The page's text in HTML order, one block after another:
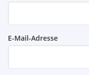
E-Mail-Adresse